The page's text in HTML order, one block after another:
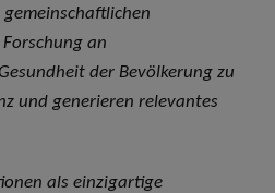
an
der Bevölkerung zu
und generieren relevantes
als einzigartige